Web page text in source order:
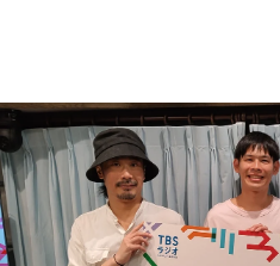
トピックス
TBS Podcast
お知らせ
イベント・グッズ
YouTube
会社情報